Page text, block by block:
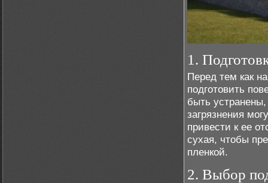
1.
Перед тем как
подготовить
быть
загрязнения
привести к ее
сухая, чтобы
пленкой.
2. Выбор